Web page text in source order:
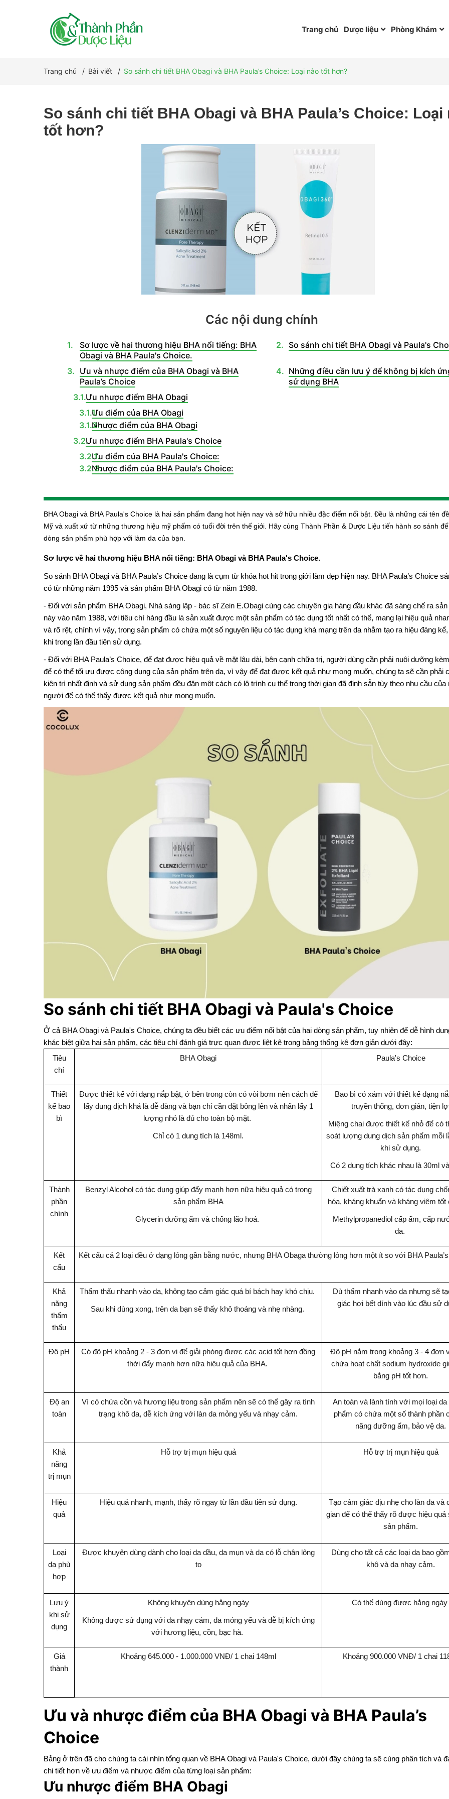
Trang chủ Dược liệu Phòng Khám
Trang chủ / Bài viết / So sánh chi tiết BHA Obagi và BHA Paula’s Choice: Loại nào tốt hơn?
So sánh chi tiết BHA Obagi và BHA Paula’s Choice: Loại
tốt hơn?
Các nội dung chính
Sơ lược về hai thương hiệu BHA nổi tiếng: BHA
Obagi và BHA Paula's Choice.
So sánh chi tiết BHA Obagi và Paula's
Ưu và nhược điểm của BHA Obagi và BHA
Paula’s Choice
Ưu nhược điểm BHA Obagi
Ưu điểm của BHA Obagi
Nhược điểm của BHA Obagi
Ưu nhược điểm BHA Paula's Choice
Ưu điểm của BHA Paula's Choice:
Nhược điểm của BHA Paula's Choice:
Những điều cần lưu ý để không bị kích
sử dụng BHA
BHA Obagi và BHA Paula's Choice là hai sản phẩm đang hot hiện nay và sở hữu nhiều đặc điểm nổi bật. Đều là những cái tên
Mỹ và xuất xứ từ những thương hiệu mỹ phẩm có tuổi đời trên thế giới. Hãy cùng Thành Phần & Dược Liệu tiến hành so sánh
dòng sản phẩm phù hợp với làm da của bạn.
Sơ lược về hai thương hiệu BHA nổi tiếng: BHA Obagi và BHA Paula's Choice.
So sánh BHA Obagi và BHA Paula’s Choice đang là cụm từ khóa hot hit trong giới làm đẹp hiện nay. BHA Paula’s Choice
có từ những năm 1995 và sản phẩm BHA Obagi có từ năm 1988.
- Đối với sản phẩm BHA Obagi, Nhà sáng lập - bác sĩ Zein E.Obagi cùng các chuyên gia hàng đầu khác đã sáng chế ra
này vào năm 1988, với tiêu chí hàng đầu là sản xuất được một sản phẩm có tác dụng tốt nhất có thể, mang lại hiệu quả
và rõ rệt, chính vì vậy, trong sản phẩm có chứa một số nguyên liệu có tác dụng khá mạng trên da nhằm tạo ra hiệu đáng
khi trong lần đầu tiên sử dụng.
- Đối với BHA Paula’s Choice, để đạt được hiệu quả về mặt lâu dài, bên cạnh chữa trị, người dùng cần phải nuôi dưỡng
để có thể tối ưu được công dụng của sản phẩm trên da, vì vậy để đạt được kết quả như mong muốn, chúng ta sẽ cần phải
kiên trì nhất định và sử dụng sản phẩm đều đặn một cách có lộ trình cụ thể trong thời gian đã định sẵn tùy theo nhu cầu của
người để có thể thấy được kết quả như mong muốn.
So sánh chi tiết BHA Obagi và Paula's Choice
Ở cả BHA Obagi và Paula's Choice, chúng ta đều biết các ưu điểm nổi bật của hai dòng sản phẩm, tuy nhiên để dễ hình
khác biệt giữa hai sản phẩm, các tiêu chí đánh giá trực quan được liệt kê trong bảng thống kê đơn giản dưới đây:
Tiêu
chí
BHA Obagi Paula's Choice
Thiết
kế bao
bì
Được thiết kế với dạng nắp bật, ở bên trong còn có vòi bơm nên cách để
lấy dung dịch khá là dễ dàng và bạn chỉ cần đặt bông lên và nhấn lấy 1
lượng nhỏ là đủ cho toàn bộ mặt.
Chỉ có 1 dung tích là 148ml.
Bao bì có xám với thiết kế dạng
truyền thống, đơn giản, tiện
Miệng chai được thiết kế nhỏ để có
soát lượng dung dịch sản phẩm mỗi
khi sử dụng.
Có 2 dung tích khác nhau là 30ml
Thành
phần
chính
Benzyl Alcohol có tác dụng giúp đẩy mạnh hơn nữa hiệu quả có trong
sản phẩm BHA
Glycerin dưỡng ẩm và chống lão hoá.
Chiết xuất trà xanh có tác dụng
hóa, kháng khuẩn và kháng viêm
Methylpropanediol cấp ẩm, cấp
da.
Kết
cấu
Kết cấu cả 2 loại đều ở dạng lỏng gần bằng nước, nhưng BHA Obaga thường lỏng hơn một ít so với BHA
Khả
năng
thẩm
thấu
Thẩm thấu nhanh vào da, không tạo cảm giác quá bí bách hay khó chịu.
Sau khi dùng xong, trên da bạn sẽ thấy khô thoáng và nhẹ nhàng.
Dù thấm nhanh vào da nhưng sẽ
giác hơi bết dính vào lúc đầu sử
Độ pH
Có độ pH khoảng 2 - 3 đơn vị để giải phóng được các acid tốt hơn đồng
thời đẩy mạnh hơn nữa hiệu quả của BHA.
Độ pH nằm trong khoảng 3 - 4 đơn
chứa hoạt chất sodium hydroxide
bằng pH tốt hơn.
Độ an
toàn
Vì có chứa cồn và hương liệu trong sản phẩm nên sẽ có thể gây ra tình
trạng khô da, dễ kích ứng với làn da mỏng yếu và nhạy cảm.
An toàn và lành tính với mọi loại
phẩm có chứa một số thành phần
năng dưỡng ẩm, bảo vệ da.
Khả
năng
trị mụn
Hỗ trợ trị mụn hiệu quả Hỗ trợ trị mụn hiệu quả
Hiệu
quả
Hiệu quả nhanh, mạnh, thấy rõ ngay từ lần đầu tiên sử dụng.
Tạo cảm giác dịu nhẹ cho làn da và
gian để có thể thấy rõ được hiệu quả
sản phẩm.
Loại
da phù
hợp
Được khuyên dùng dành cho loại da dầu, da mụn và da có lỗ chân lông
to
Dùng cho tất cả các loại da bao
khô và da nhạy cảm.
Lưu ý
khi sử
dụng
Không khuyên dùng hằng ngày
Không được sử dụng với da nhạy cảm, da mỏng yếu và dễ bị kích ứng
với hương liệu, cồn, bạc hà.
Có thể dùng được hằng ngày
Giá
thành
Khoảng 645.000 - 1.000.000 VNĐ/ 1 chai 148ml Khoảng 900.000 VNĐ/ 1 chai
Ưu và nhược điểm của BHA Obagi và BHA Paula’s
Choice
Bảng ở trên đã cho chúng ta cái nhìn tổng quan về BHA Obagi và Paula's Choice, dưới đây chúng ta sẽ cùng phân tích và
chi tiết hơn về ưu điểm và nhược điểm của từng loại sản phẩm:
Ưu nhược điểm BHA Obagi